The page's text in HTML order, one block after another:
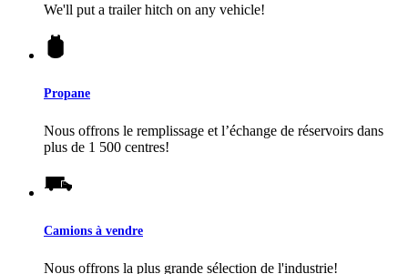
We'll put a trailer hitch on any vehicle!
Propane
Nous offrons le remplissage et l’échange de réservoirs dans
plus de 1 500 centres!
Camions à vendre
Nous offrons la plus grande sélection de l'industrie!